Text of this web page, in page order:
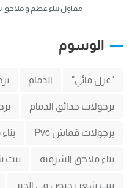
مقاول بناء عظم و ملاحق
الوسوم
"عزل مائي" الدمام
برجولات حدائق الدمام
برجولات قماش Pvc
بناء ملاحق الشرقية بيت
بيت شعر رخيص في الخبر